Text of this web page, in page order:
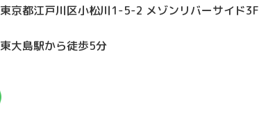
東京都江戸川区小松川1-5-2 メゾンリバーサイド3F
東大島駅から徒歩5分